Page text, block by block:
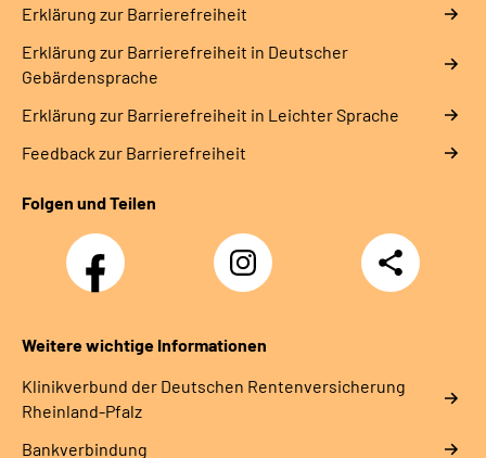
Erklärung zur Barrierefreiheit
Erklärung zur Barrierefreiheit in Deutscher
Gebärdensprache
Erklärung zur Barrierefreiheit in Leichter Sprache
Feedback zur Barrierefreiheit
Folgen und Teilen
Facebook
Instagram
DRV
Nachwuchskräfte
Teilen
Weitere wichtige Informationen
Klinikverbund der Deutschen Rentenversicherung
Rheinland-Pfalz
Bankverbindung